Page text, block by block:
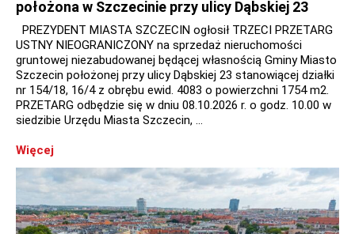
położona w Szczecinie przy ulicy Dąbskiej 23
PREZYDENT MIASTA SZCZECIN ogłosił TRZECI PRZETARG
USTNY NIEOGRANICZONY na sprzedaż nieruchomości
gruntowej niezabudowanej będącej własnością Gminy Miasto
Szczecin położonej przy ulicy Dąbskiej 23 stanowiącej działki
nr 154/18, 16/4 z obrębu ewid. 4083 o powierzchni 1754 m2.
PRZETARG odbędzie się w dniu 08.10.2026 r. o godz. 10.00 w
siedzibie Urzędu Miasta Szczecin, …
Więcej